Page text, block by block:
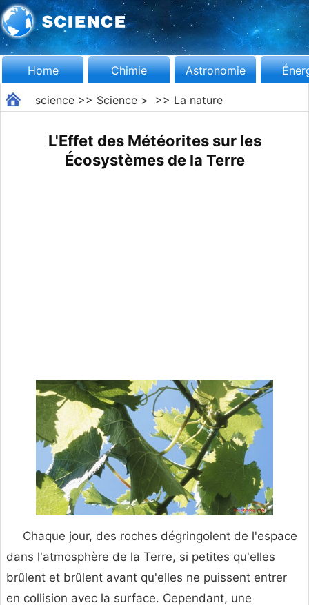
Home Chimie Astronomie
science>> Science> >> La nature
L'Effet des Météorites sur les
Écosystèmes de la Terre
Chaque jour, des roches dégringolent de l'espace
dans l'atmosphère de la Terre, si petites qu'elles
brûlent et brûlent avant qu'elles ne puissent entrer
en collision avec la surface. Cependant, une